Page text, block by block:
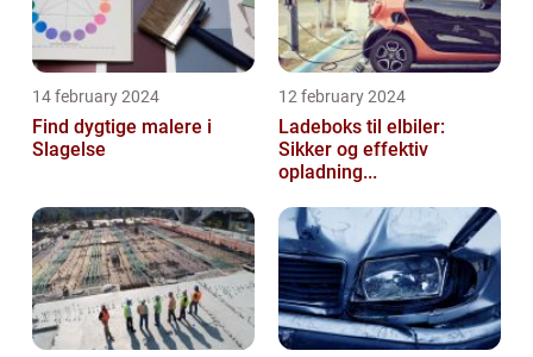
14 february 2024
Find dygtige malere i
Slagelse
12 february 2024
Ladeboks til elbiler:
Sikker og effektiv
opladning...